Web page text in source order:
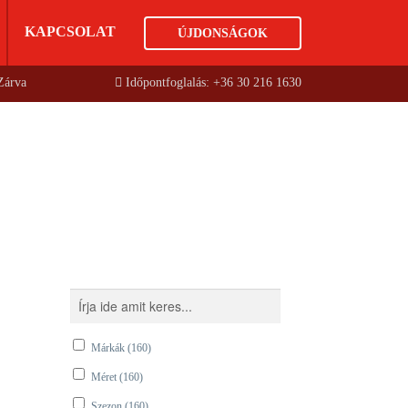
KAPCSOLAT ÚJDONSÁGOK
Időpontfoglalás: +36 30 216 1630
Márkák (160)
Méret (160)